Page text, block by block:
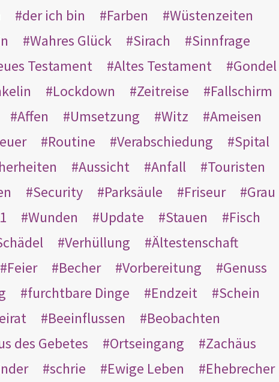
der ich bin Farben
Wüstenzeiten
Wahres Glück Sirach
Sinnfrage
Testament Altes Testament
Gondel
Lockdown Zeitreise
Fallschirm
Affen Umsetzung Witz
Ameisen
Routine Verabschiedung
Spital
Aussicht Anfall
Touristen
Security Parksäule Friseur
Grau
Wunden Update Stauen
Fisch
Verhüllung
Ältestenschaft
Feier Becher Vorbereitung
Genuss
furchtbare Dinge Endzeit
Schein
Beeinflussen
Beobachten
des Gebetes Ortseingang
Zachäus
schrie Ewige Leben
Ehebrecher